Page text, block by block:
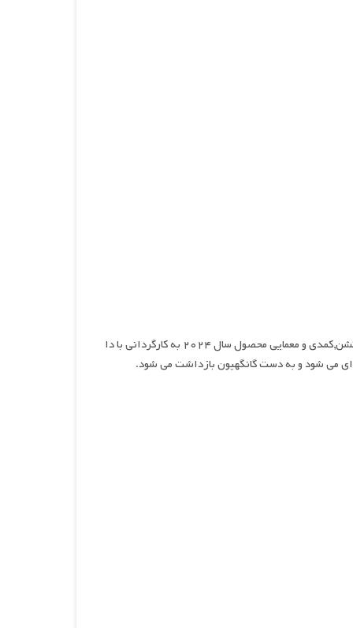
خرپول و کارآگاه, نام سریالی اکشن,کمدی و معمایی محصول سال ۲۰۲۴ به کارگردانی با دا
ای می شود و به دست گانگهیون بازداشت می شود.